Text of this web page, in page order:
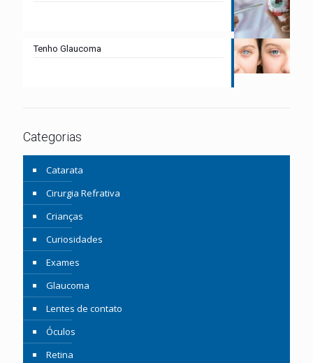
Tenho Glaucoma
Categorias
Catarata
Cirurgia Refrativa
Crianças
Curiosidades
Exames
Glaucoma
Lentes de contato
Óculos
Retina